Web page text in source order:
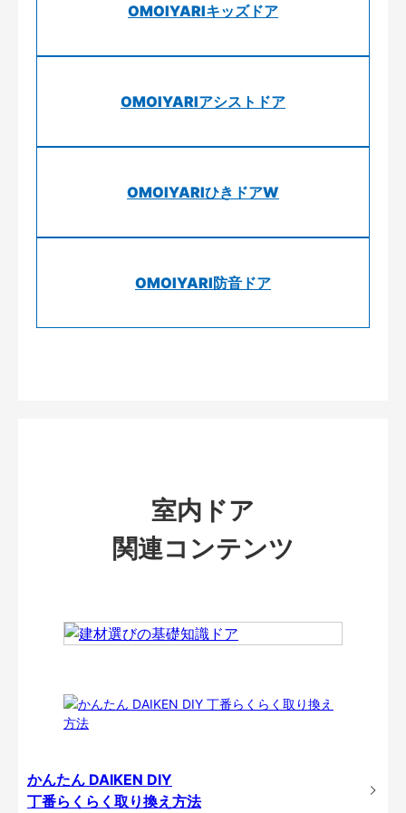
OMOIYARIキッズドア
OMOIYARIアシストドア
OMOIYARIひきドアW
OMOIYARI防音ドア
室内ドア
関連コンテンツ
かんたん DAIKEN DIY
丁番らくらく取り換え方法